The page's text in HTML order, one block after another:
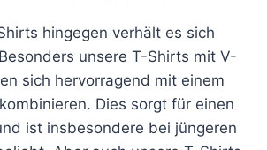
hingegen verhält es sich
unsere T-Shirts mit V-
sich hervorragend mit einem
Dies sorgt für einen
ist insbesondere bei jüngeren